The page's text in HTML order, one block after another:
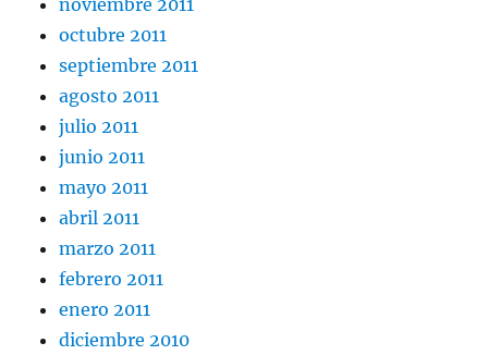
noviembre 2011
octubre 2011
septiembre 2011
agosto 2011
julio 2011
junio 2011
mayo 2011
abril 2011
marzo 2011
febrero 2011
enero 2011
diciembre 2010